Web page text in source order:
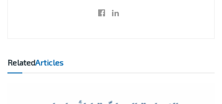
RelatedArticles